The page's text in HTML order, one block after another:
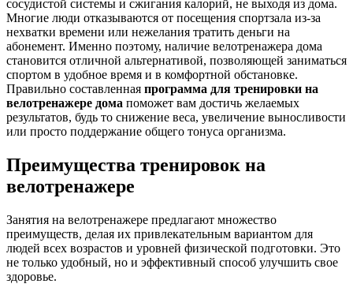
сосудистой системы и сжигания калорий, не выходя из дома.
Многие люди отказываются от посещения спортзала из-за
нехватки времени или нежелания тратить деньги на
абонемент. Именно поэтому, наличие велотренажера дома
становится отличной альтернативой, позволяющей заниматься
спортом в удобное время и в комфортной обстановке.
Правильно составленная программа для тренировки на
велотренажере дома поможет вам достичь желаемых
результатов, будь то снижение веса, увеличение выносливости
или просто поддержание общего тонуса организма.
Преимущества тренировок на
велотренажере
Занятия на велотренажере предлагают множество
преимуществ, делая их привлекательным вариантом для
людей всех возрастов и уровней физической подготовки. Это
не только удобный, но и эффективный способ улучшить свое
здоровье.